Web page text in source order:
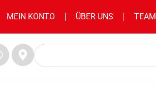
MEIN KONTO ÜBER UNS TEAM